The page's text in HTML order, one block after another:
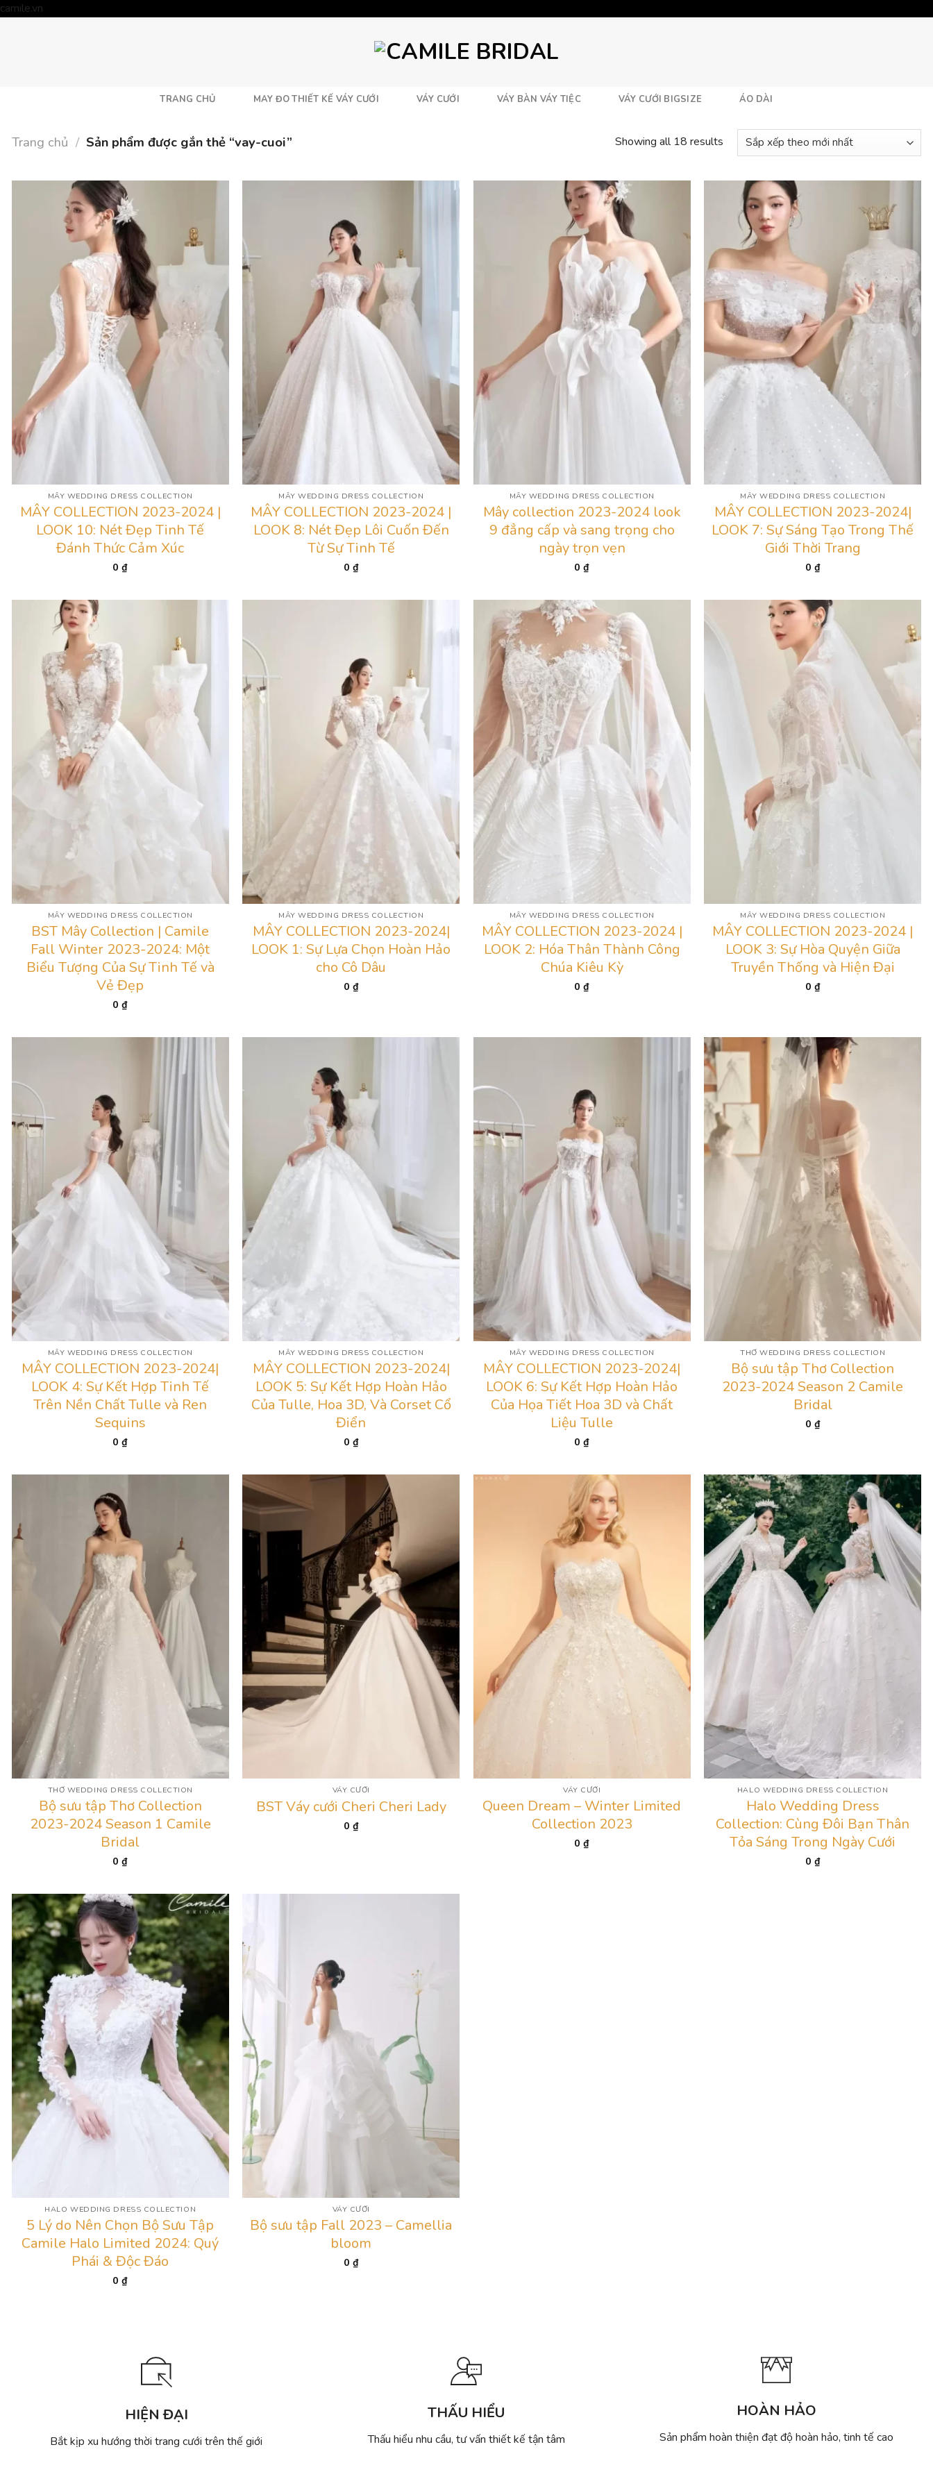
camile.vn
TRANG CHỦ MAY ĐO THIẾT KẾ VÁY CƯỚI VÁY CƯỚI VÁY BÀN VÁY TIỆC VÁY CƯỚI BIGSIZE ÁO DÀI
Trang chủ / Sản phẩm được gắn thẻ “vay-cuoi” Showing all 18 results
MÂY WEDDING DRESS COLLECTION
MÂY COLLECTION 2023-2024 |
LOOK 10: Nét Đẹp Tinh Tế
Đánh Thức Cảm Xúc
0₫
MÂY WEDDING DRESS COLLECTION
MÂY COLLECTION 2023-2024 |
LOOK 8: Nét Đẹp Lôi Cuốn Đến
Từ Sự Tinh Tế
0 ₫
MÂY WEDDING DRESS COLLECTION
Mây collection 2023-2024 look
9 đẳng cấp và sang trọng cho
ngày trọn vẹn
0₫
MÂY WEDDING DRESS COLLECTION
MÂY COLLECTION 2023-2024|
LOOK 7: Sự Sáng Tạo Trong Thế
Giới Thời Trang
0 ₫
MÂY WEDDING DRESS COLLECTION
BST Mây Collection | Camile
Fall Winter 2023-2024: Một
Biểu Tượng Của Sự Tinh Tế và
Vẻ Đẹp
0₫
MÂY WEDDING DRESS COLLECTION
MÂY COLLECTION 2023-2024|
LOOK 1: Sự Lựa Chọn Hoàn Hảo
cho Cô Dâu
0 ₫
MÂY WEDDING DRESS COLLECTION
MÂY COLLECTION 2023-2024 |
LOOK 2: Hóa Thân Thành Công
Chúa Kiêu Kỳ
0₫
MÂY WEDDING DRESS COLLECTION
MÂY COLLECTION 2023-2024 |
LOOK 3: Sự Hòa Quyện Giữa
Truyền Thống và Hiện Đại
0 ₫
MÂY WEDDING DRESS COLLECTION
MÂY COLLECTION 2023-2024|
LOOK 4: Sự Kết Hợp Tinh Tế
Trên Nền Chất Tulle và Ren
Sequins
0₫
MÂY WEDDING DRESS COLLECTION
MÂY COLLECTION 2023-2024|
LOOK 5: Sự Kết Hợp Hoàn Hảo
Của Tulle, Hoa 3D, Và Corset Cổ
Điển
0 ₫
MÂY WEDDING DRESS COLLECTION
MÂY COLLECTION 2023-2024|
LOOK 6: Sự Kết Hợp Hoàn Hảo
Của Họa Tiết Hoa 3D và Chất
Liệu Tulle
0₫
THƠ WEDDING DRESS COLLECTION
Bộ sưu tập Thơ Collection
2023-2024 Season 2 Camile
Bridal
0 ₫
THƠ WEDDING DRESS COLLECTION
Bộ sưu tập Thơ Collection
2023-2024 Season 1 Camile
Bridal
0₫
VÁY CƯỚI
BST Váy cưới Cheri Cheri Lady
0 ₫
VÁY CƯỚI
Queen Dream – Winter Limited
Collection 2023
0₫
HALO WEDDING DRESS COLLECTION
Halo Wedding Dress
Collection: Cùng Đôi Bạn Thân
Tỏa Sáng Trong Ngày Cưới
0 ₫
HALO WEDDING DRESS COLLECTION
5 Lý do Nên Chọn Bộ Sưu Tập
Camile Halo Limited 2024: Quý
Phái & Độc Đáo
0₫
VÁY CƯỚI
Bộ sưu tập Fall 2023 – Camellia
bloom
0 ₫
HIỆN ĐẠI
Bắt kịp xu hướng thời trang cưới trên thế giới
THẤU HIỂU
Thấu hiểu nhu cầu, tư vấn thiết kế tận tâm
HOÀN HẢO
Sản phẩm hoàn thiện đạt độ hoàn hảo, tinh tế cao